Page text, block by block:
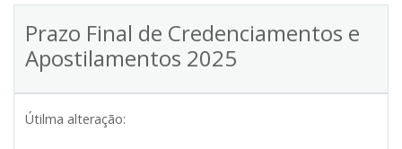
Prazo Final de Credenciamentos e
Apostilamentos 2025
Útilma alteração: